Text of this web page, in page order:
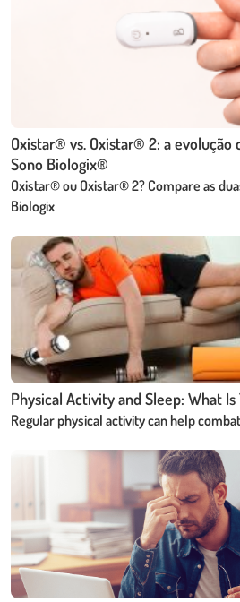
Oxistar® vs. Oxistar® 2: a evolução
Sono Biologix®
Oxistar® ou Oxistar® 2? Compare as
Biologix
Physical Activity and Sleep: What
Regular physical activity can help